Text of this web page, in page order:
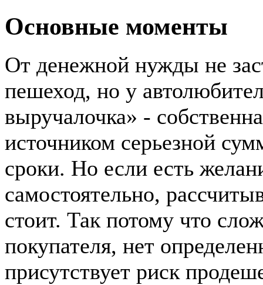
Основные моменты
От денежной нужды не
пешеход, но у
выручалочка» -
источником серьезной
сроки. Но если есть
самостоятельно,
стоит. Так потому что
покупателя, нет
присутствует риск